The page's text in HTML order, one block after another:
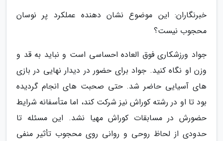
خبرنگاران: این موضوع نشان دهنده عملکرد پر نوسان
محجوب نیست؟
جواد ورزشکاری فوق العاده احساسی است و نباید به قد و
وزن او نگاه کنید. جواد برای حضور در دیدار نهایی در بازی
های آسیایی حاضر شد. حتی صحبت های انجام گردیده
بود تا او در رشته کوراش نیز شرکت کند، اما متأسفانه شرایط
حضورش در مسابقات کوراش مهیا نشد. این مسئله تا
حدودی از لحاظ روحی و روانی روی محجوب تأثیر منفی